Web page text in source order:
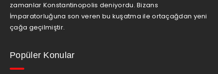
zamanlar Konstantinopolis deniyordu. Bizans
İmparatorluğuna son veren bu kuşatma ile ortaçağdan yeni
çağa geçilmiştir.
Popüler Konular